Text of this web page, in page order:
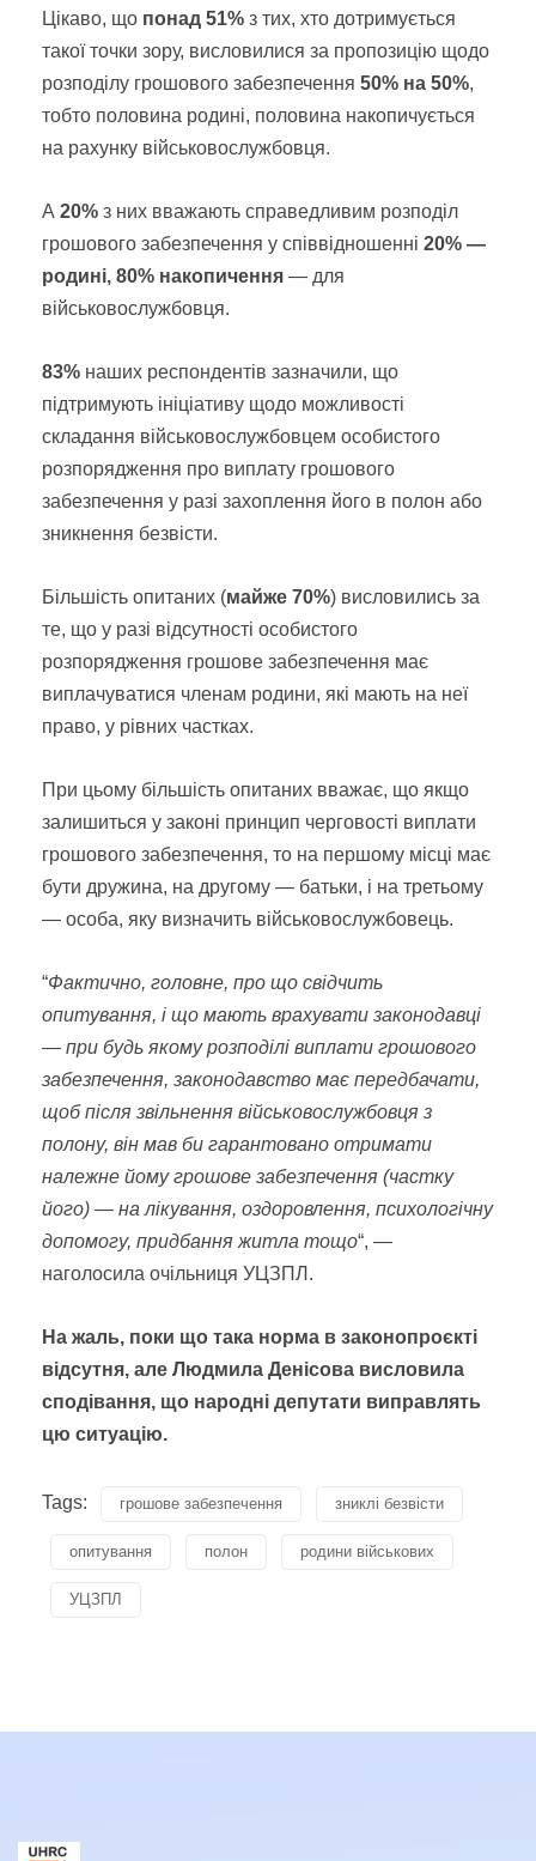
Цікаво, що понад 51% з тих, хто дотримується
такої точки зору, висловилися за пропозицію щодо
розподілу грошового забезпечення 50% на 50%,
тобто половина родині, половина накопичується
на рахунку військовослужбовця.
А 20% з них вважають справедливим розподіл
грошового забезпечення у співвідношенні 20% —
родині, 80% накопичення — для
військовослужбовця.
83% наших респондентів зазначили, що
підтримують ініціативу щодо можливості
складання військовослужбовцем особистого
розпорядження про виплату грошового
забезпечення у разі захоплення його в полон або
зникнення безвісти.
Більшість опитаних (майже 70%) висловились за
те, що у разі відсутності особистого
розпорядження грошове забезпечення має
виплачуватися членам родини, які мають на неї
право, у рівних частках.
При цьому більшість опитаних вважає, що якщо
залишиться у законі принцип черговості виплати
грошового забезпечення, то на першому місці має
бути дружина, на другому — батьки, і на третьому
— особа, яку визначить військовослужбовець.
“Фактично, головне, про що свідчить
опитування, і що мають врахувати законодавці
— при будь якому розподілі виплати грошового
забезпечення, законодавство має передбачати,
щоб після звільнення військовослужбовця з
полону, він мав би гарантовано отримати
належне йому грошове забезпечення (частку
його) — на лікування, оздоровлення, психологічну
допомогу, придбання житла тощо“, —
наголосила очільниця УЦЗПЛ.
На жаль, поки що така норма в законопроєкті
відсутня, але Людмила Денісова висловила
сподівання, що народні депутати виправлять
цю ситуацію.
Tags: грошове забезпечення зниклі безвісти
опитування полон родини військових
УЦЗПЛ